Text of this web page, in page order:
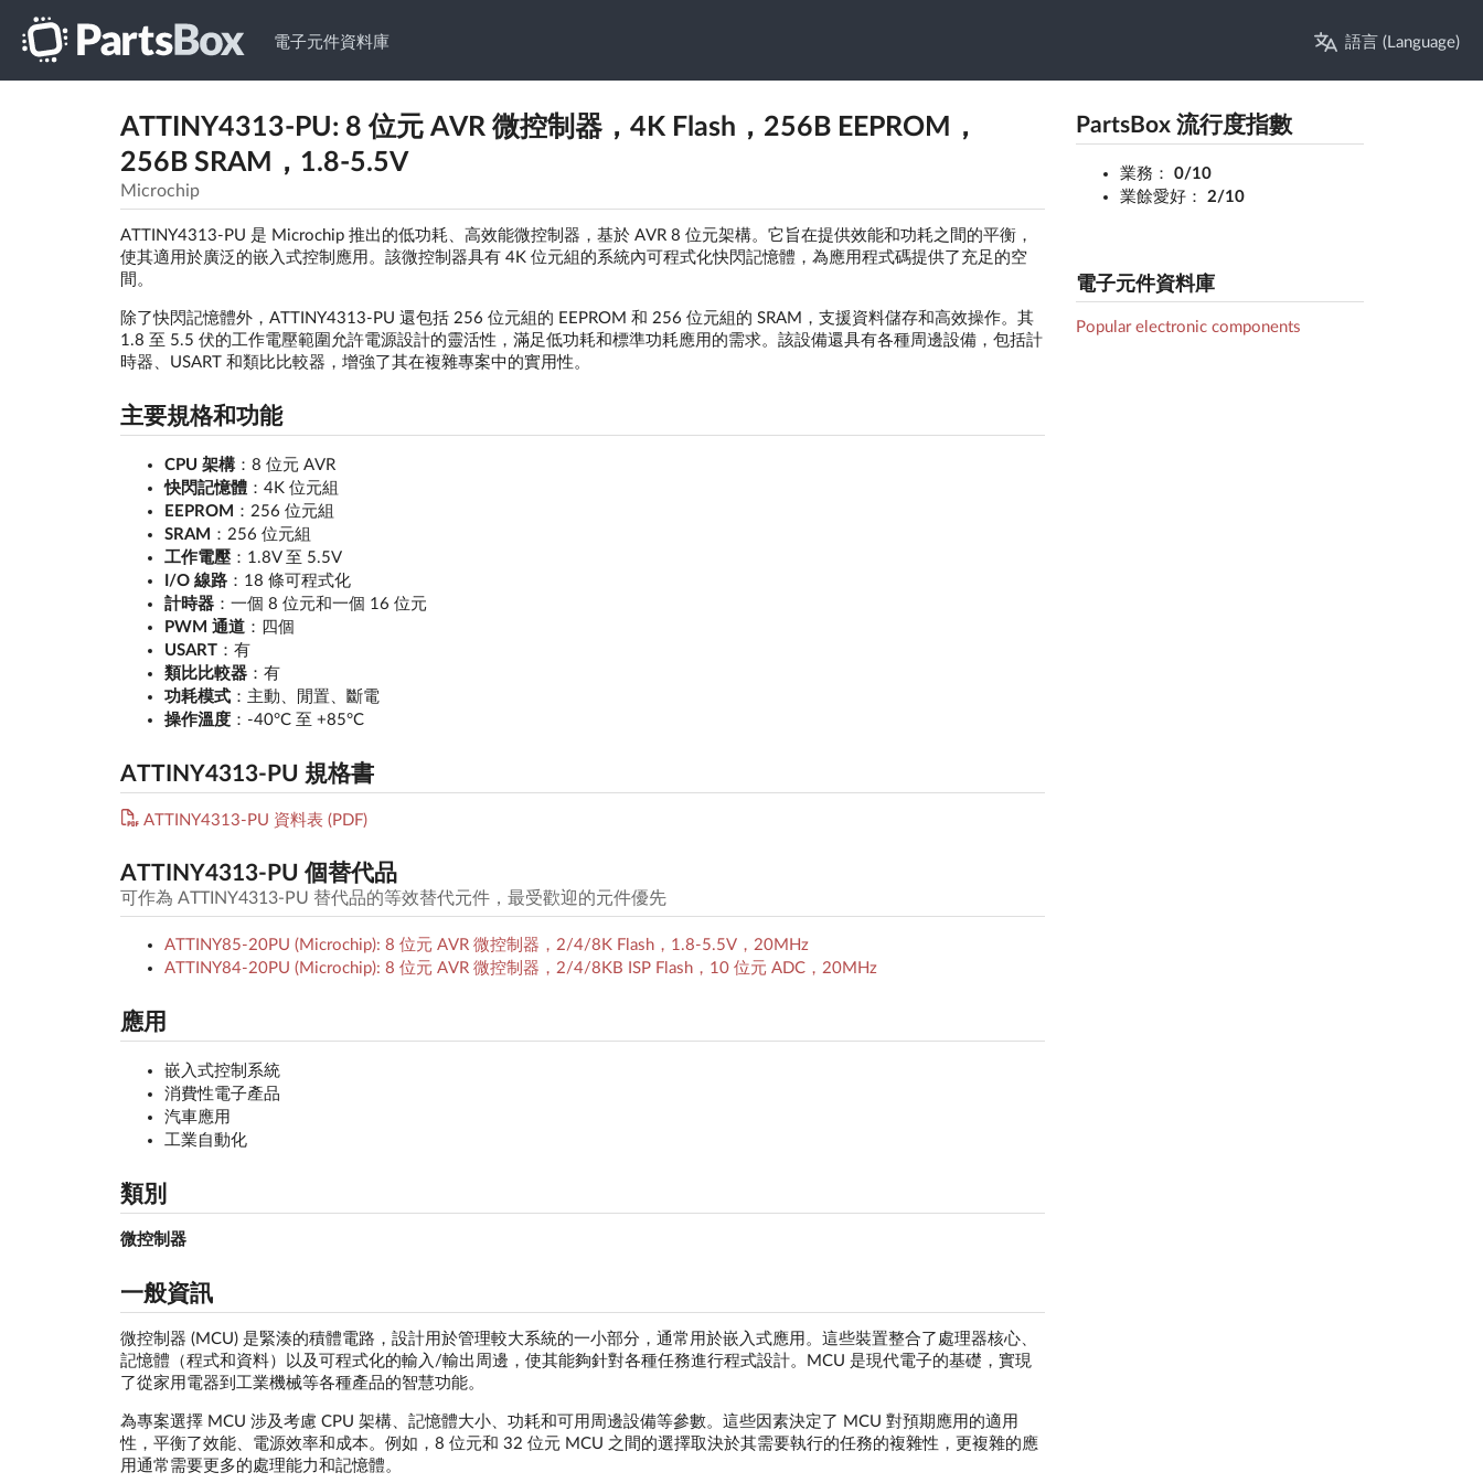
電子元件資料庫 語言 (Language)
ATTINY4313-PU: 8 位元 AVR 微控制器，4K Flash，256B EEPROM，
256B SRAM，1.8-5.5V
Microchip
ATTINY4313-PU 是 Microchip 推出的低功耗、高效能微控制器，基於 AVR 8 位元架構。它旨在提供效能和功耗之間的平衡，
使其適用於廣泛的嵌入式控制應用。該微控制器具有 4K 位元組的系統內可程式化快閃記憶體，為應用程式碼提供了充足的空
間。
除了快閃記憶體外，ATTINY4313-PU 還包括 256 位元組的 EEPROM 和 256 位元組的 SRAM，支援資料儲存和高效操作。其
1.8 至 5.5 伏的工作電壓範圍允許電源設計的靈活性，滿足低功耗和標準功耗應用的需求。該設備還具有各種周邊設備，包括計
時器、USART 和類比比較器，增強了其在複雜專案中的實用性。
主要規格和功能
CPU 架構：8 位元 AVR
快閃記憶體：4K 位元組
EEPROM ：256 位元組
SRAM ：256 位元組
工作電壓：1.8V 至 5.5V
I/O 線路：18 條可程式化
計時器：一個 8 位元和一個 16 位元
PWM 通道：四個
USART：有
類比比較器：有
功耗模式：主動、閒置、斷電
操作溫度：-40°C 至 +85°C
ATTINY4313-PU 規格書
ATTINY4313-PU 資料表 (PDF)
ATTINY4313-PU 個替代品
可作為 ATTINY4313-PU 替代品的等效替代元件，最受歡迎的元件優先
ATTINY85-20PU (Microchip): 8 位元 AVR 微控制器，2/4/8K Flash，1.8-5.5V，20MHz
ATTINY84-20PU (Microchip): 8 位元 AVR 微控制器，2/4/8KB ISP Flash，10 位元 ADC，20MHz
應用
嵌入式控制系統
消費性電子產品
汽車應用
工業自動化
類別
微控制器
一般資訊
微控制器 (MCU) 是緊湊的積體電路，設計用於管理較大系統的一小部分，通常用於嵌入式應用。這些裝置整合了處理器核心、
記憶體（程式和資料）以及可程式化的輸入/輸出周邊，使其能夠針對各種任務進行程式設計。MCU 是現代電子的基礎，實現
了從家用電器到工業機械等各種產品的智慧功能。
為專案選擇 MCU 涉及考慮 CPU 架構、記憶體大小、功耗和可用周邊設備等參數。這些因素決定了 MCU 對預期應用的適用
性，平衡了效能、電源效率和成本。例如，8 位元和 32 位元 MCU 之間的選擇取決於其需要執行的任務的複雜性，更複雜的應
用通常需要更多的處理能力和記憶體。
PartsBox 流行度指數
業務：
0/10
業餘愛好：
2/10
電子元件資料庫
Popular electronic components